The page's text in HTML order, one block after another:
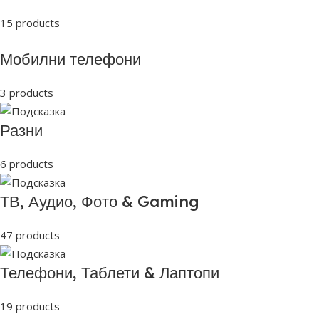
15 products
Мобилни телефони
3 products
Разни
6 products
ТВ, Аудио, Фото & Gaming
47 products
Телефони, Таблети & Лаптопи
19 products